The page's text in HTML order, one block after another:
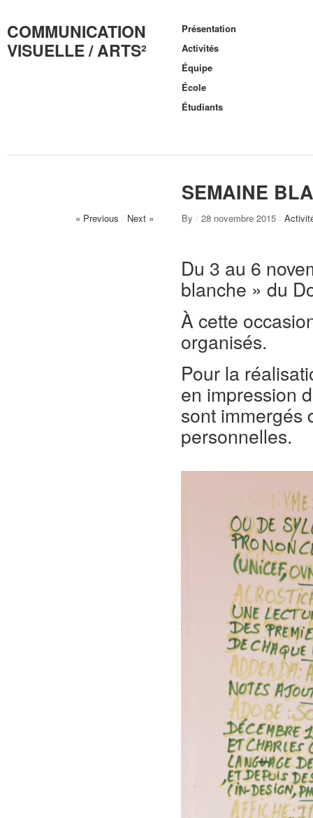
COMMUNICATION
VISUELLE / ARTS²
Présentation
Activités
Équipe
École
Étudiants
SEMAINE
« Previous / Next » By / 28 novembre 2015 /
Du 3 au 6
blanche » du
À cette
organisés.
Pour la
en impression
sont immergés
personnelles.